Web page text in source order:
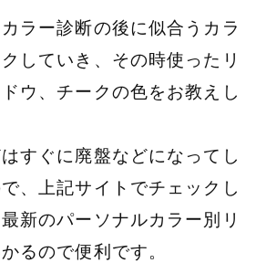
ラー診断の後に似合うカラ
していき、その時使ったリ
ウ、チークの色をお教えし
すぐに廃盤などになってし
、上記サイトでチェックし
新のパーソナルカラー別リ
るので便利です。